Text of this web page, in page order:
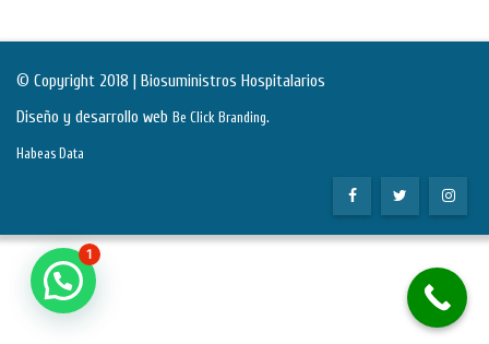
© Copyright 2018 | Biosuministros Hospitalarios
Diseño y desarrollo web Be Click Branding.
Habeas Data
1